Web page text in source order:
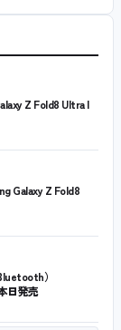
Z Fold8 Ultra |
Galaxy Z Fold8
）
日発売